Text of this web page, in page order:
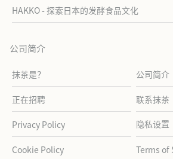
HAKKO - 探索日本的发酵食品文化
公司简介
抹茶是？ 公司简介
正在招聘 联系抹茶
Privacy Policy 隐私设置
Cookie Policy Terms of